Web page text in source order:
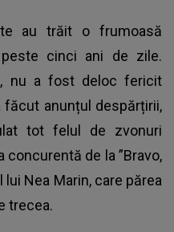
au trăit o frumoasă
cinci ani de zile.
nu a fost deloc fericit
făcut anunțul despărțirii,
tot felul de zvonuri
de la ”Bravo,
Nea Marin, care părea
trecea.